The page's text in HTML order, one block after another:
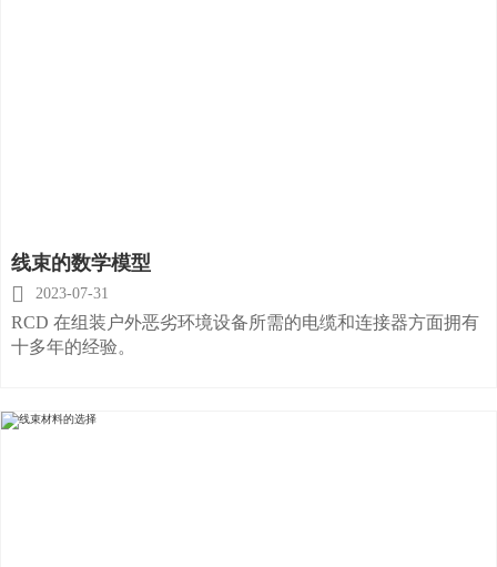
线束的数学模型
 2023-07-31
RCD 在组装户外恶劣环境设备所需的电缆和连接器方面拥有
十多年的经验。